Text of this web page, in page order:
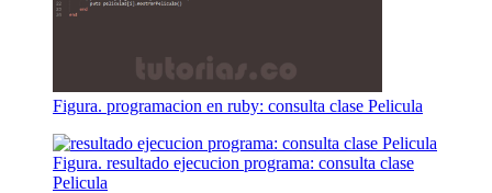
Figura. programacion en ruby: consulta clase Pelicula
Figura. resultado ejecucion programa: consulta clase
Pelicula